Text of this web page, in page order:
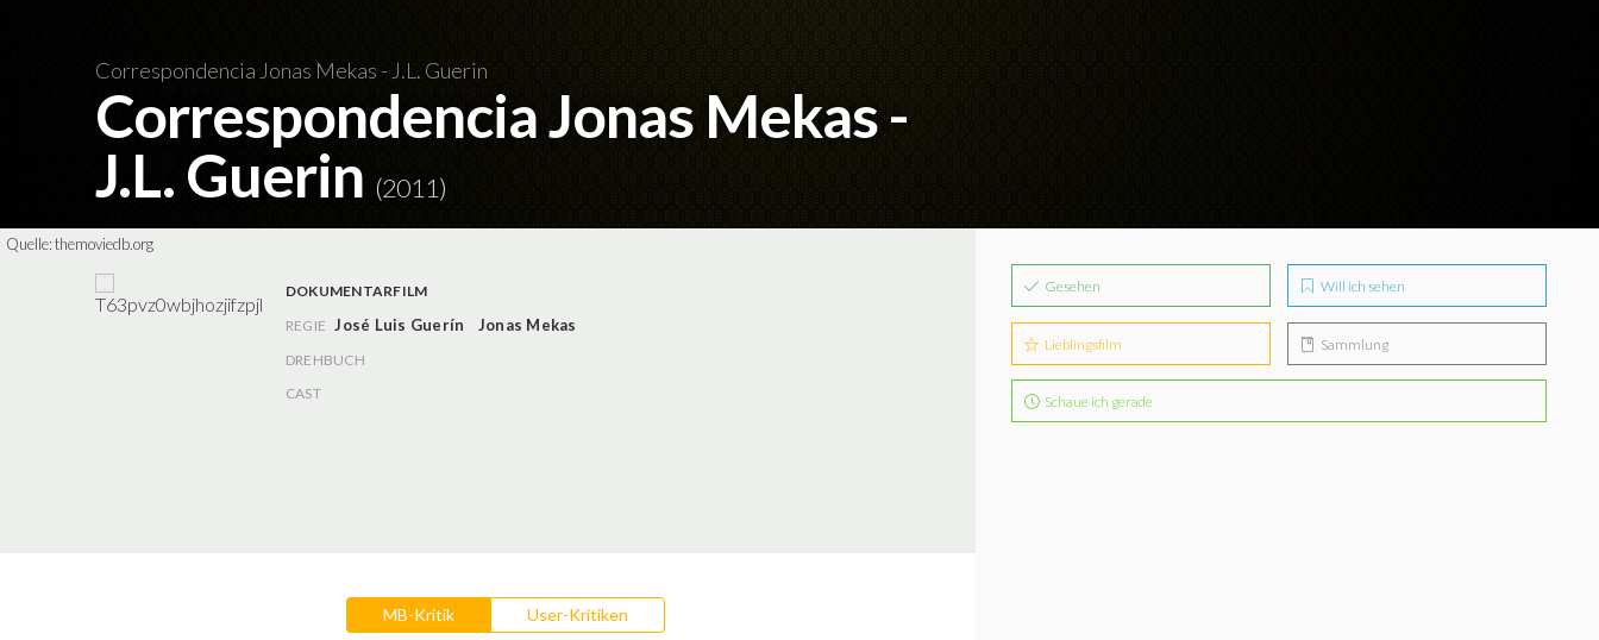
Correspondencia Jonas Mekas - J.L. Guerin
Correspondencia Jonas Mekas -
J.L. Guerin (2011)
Quelle:themoviedb.org
DOKUMENTARFILM
REGIE José Luis Guerín Jonas Mekas
DREHBUCH
CAST
MB-Kritik User-Kritiken
Gesehen Will ich sehen
Lieblingsfilm Sammlung
Schaue ich gerade